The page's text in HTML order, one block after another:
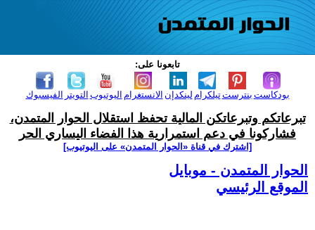
تابعونا على:
الفيسبوك التويتر اليوتيوب الانستغرام لينكدإن تيلكرامبنترست بودكاست
تبرعاتكم وتبرعاتكن المالية تحفظ استقلال الحوار المتمدن،
فشاركونا في دعم استمرارية هذا الفضاء اليساري الحر
[اشترك في قناة ‫«الحوار المتمدن» على اليوتيوب]
الحوار المتمدن - موبايل
الموقع الرئيسي